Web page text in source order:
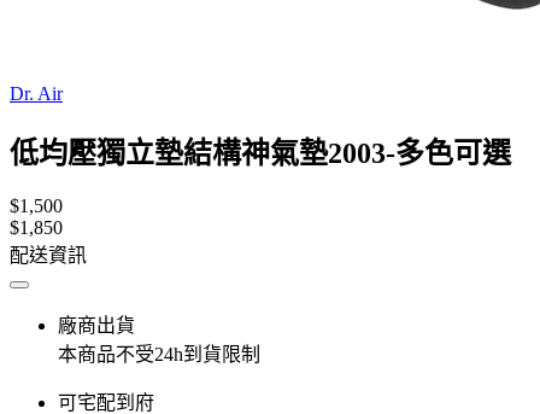
Dr. Air
低均壓獨立墊結構神氣墊2003-多色可選
$1,500
$1,850
配送資訊
廠商出貨
本商品不受24h到貨限制
可宅配到府